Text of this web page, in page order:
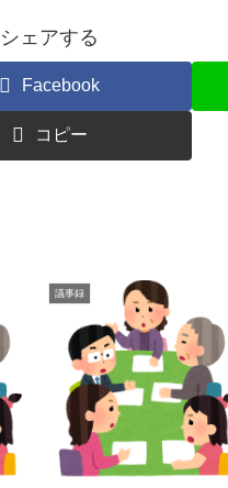
シェアする
Facebook
コピー
議事録